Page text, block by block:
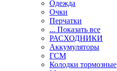
Одежда
Очки
Перчатки
... Показать все
РАСХОДНИКИ
Аккумуляторы
ГСМ
Колодки тормозные